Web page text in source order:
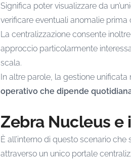
Significa poter visualizzare da
verificare eventuali anomalie
La centralizzazione consente
approccio particolarmente
scala.
In altre parole, la gestione unificata
operativo che dipende
Zebra Nucleus e
È all’interno di questo scenario che
attraverso un unico portale